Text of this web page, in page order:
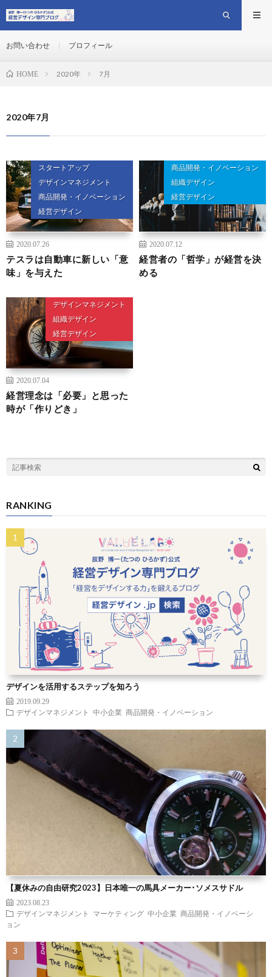
お問い合わせ プロフィール
HOME 2020年 7月
2020年7月
スタートアップ
デザインマネジメント
商品開発・イノベーション
経営デザイン
2020.07.26
テスラは自動車に新しい「意
味」を与えた
商品開発・イノベーション
組織デザイン
経営デザイン
2020.07.12
経営者の「哲学」が経営を決
める
デザインマネジメント
組織デザイン
経営デザイン
2020.07.04
経営理念は「必要」と思った
時が「作りどき」
RANKING
デザインを活用するステップを知ろう
2019.09.29
デザインマネジメント
中小企業 商品開発・イノベーション
【夏休みの自由研究2023】日本唯一の馬具メーカー･ソメスサドル
2023.08.23
デザインマネジメント
マーケティング 中小企業 商品開発・イノベーシ
ョン